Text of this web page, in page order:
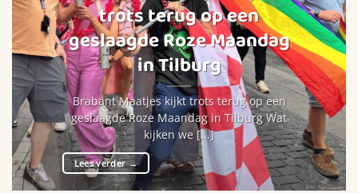
trots terug op een
geslaagde Roze Maandag
in Tilburg
Brabant Maatjes kijkt trots terug op een
geslaagde Roze Maandag in Tilburg Wat
kijken we [...]
Lees verder→